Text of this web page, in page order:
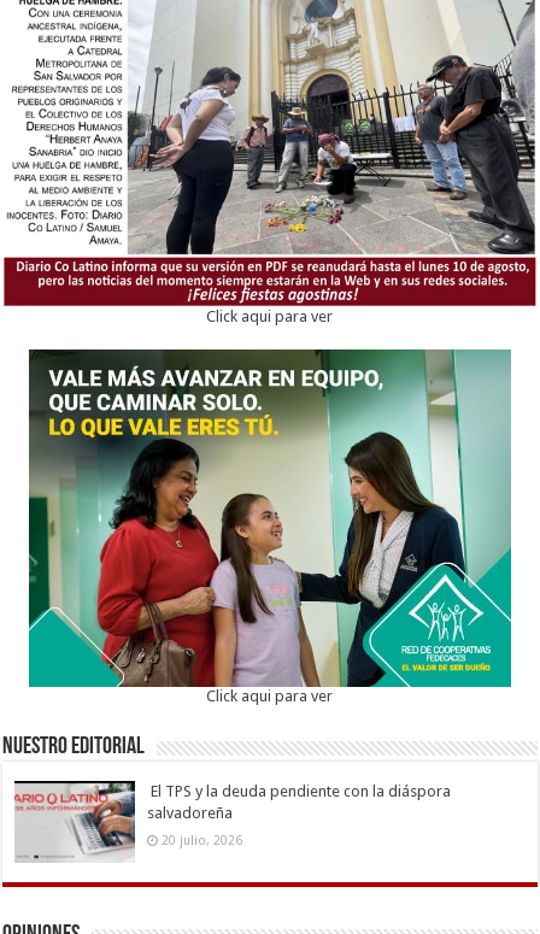
Click aqui para ver
Click aqui para ver
Nuestro Editorial
El TPS y la deuda pendiente con la diáspora
salvadoreña
20 julio, 2026